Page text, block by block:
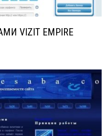
VIZIT EMPIRE